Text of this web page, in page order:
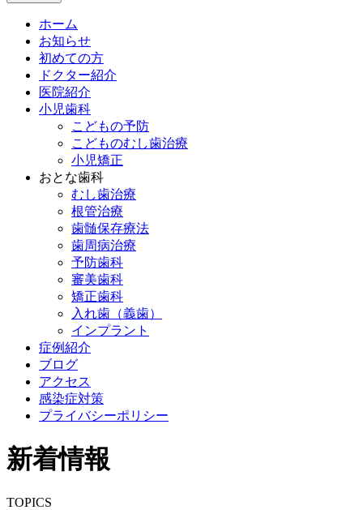
ホーム
お知らせ
初めての方
ドクター紹介
医院紹介
小児歯科
こどもの予防
こどものむし歯治療
小児矯正
おとな歯科
むし歯治療
根管治療
歯髄保存療法
歯周病治療
予防歯科
審美歯科
矯正歯科
入れ歯（義歯）
インプラント
症例紹介
ブログ
アクセス
感染症対策
プライバシーポリシー
新着情報
TOPICS